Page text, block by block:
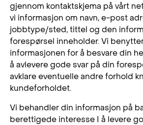
gjennom kontaktskjema på vårt
vi informasjon om navn, e-post
jobbtype/sted, tittel og den
forespørsel inneholder. Vi
informasjonen for å besvare din
å avlevere gode svar på din
avklare eventuelle andre forhold
kundeforholdet.
Vi behandler din informasjon på
berettigede interesse I å levere